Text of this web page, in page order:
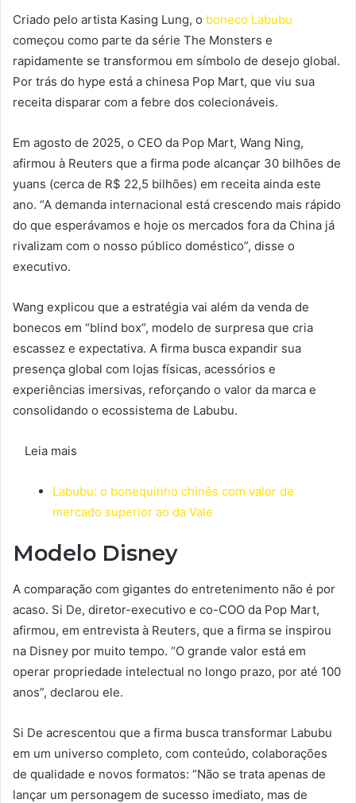
Criado pelo artista Kasing Lung, o boneco Labubu
começou como parte da série The Monsters e
rapidamente se transformou em símbolo de desejo global.
Por trás do hype está a chinesa Pop Mart, que viu sua
receita disparar com a febre dos colecionáveis.
Em agosto de 2025, o CEO da Pop Mart, Wang Ning,
afirmou à Reuters que a firma pode alcançar 30 bilhões de
yuans (cerca de R$ 22,5 bilhões) em receita ainda este
ano. “A demanda internacional está crescendo mais rápido
do que esperávamos e hoje os mercados fora da China já
rivalizam com o nosso público doméstico”, disse o
executivo.
Wang explicou que a estratégia vai além da venda de
bonecos em “blind box”, modelo de surpresa que cria
escassez e expectativa. A firma busca expandir sua
presença global com lojas físicas, acessórios e
experiências imersivas, reforçando o valor da marca e
consolidando o ecossistema de Labubu.
Leia mais
Labubu: o bonequinho chinês com valor de
mercado superior ao da Vale
Modelo Disney
A comparação com gigantes do entretenimento não é por
acaso. Si De, diretor-executivo e co-COO da Pop Mart,
afirmou, em entrevista à Reuters, que a firma se inspirou
na Disney por muito tempo. “O grande valor está em
operar propriedade intelectual no longo prazo, por até 100
anos”, declarou ele.
Si De acrescentou que a firma busca transformar Labubu
em um universo completo, com conteúdo, colaborações
de qualidade e novos formatos: “Não se trata apenas de
lançar um personagem de sucesso imediato, mas de